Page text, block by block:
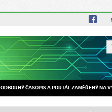
ODBORNÝ ČASOPIS A PORTÁL ZAMĚŘENÝ NA